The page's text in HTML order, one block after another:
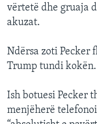
vërtetë dhe gruaja
akuzat.
Ndërsa zoti Pecker
Trump tundi kokën.
Ish botuesi Pecker
menjëherë